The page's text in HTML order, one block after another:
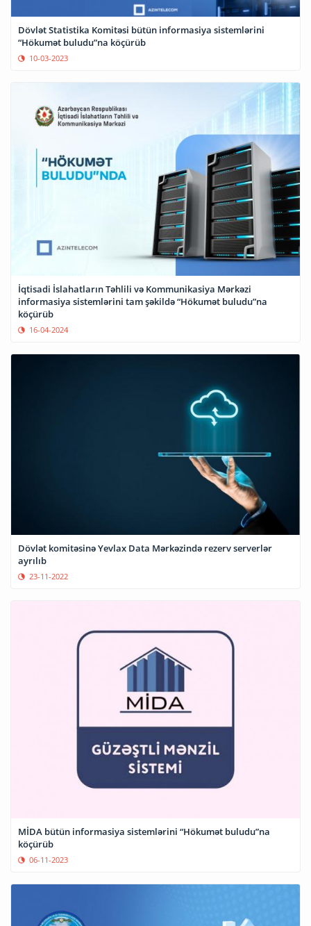
Dövlət Statistika Komitəsi bütün informasiya sistemlərini
“Hökumət buludu”na köçürüb
10-03-2023
İqtisadi İslahatların Təhlili və Kommunikasiya Mərkəzi
informasiya sistemlərini tam şəkildə “Hökumət buludu”na
köçürüb
16-04-2024
Dövlət komitəsinə Yevlax Data Mərkəzində rezerv serverlər
ayrılıb
23-11-2022
MİDA bütün informasiya sistemlərini “Hökumət buludu”na
köçürüb
06-11-2023